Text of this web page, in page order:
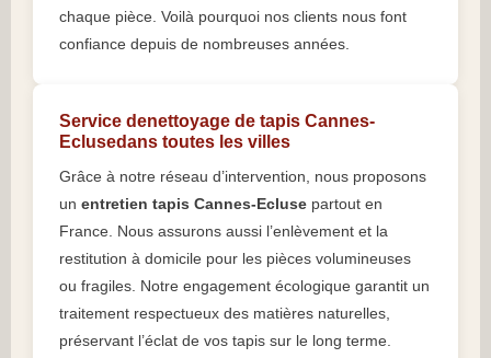
chaque pièce. Voilà pourquoi nos clients nous font
confiance depuis de nombreuses années.
Service denettoyage de tapis Cannes-
Eclusedans toutes les villes
Grâce à notre réseau d’intervention, nous proposons
un entretien tapis Cannes-Ecluse partout en
France. Nous assurons aussi l’enlèvement et la
restitution à domicile pour les pièces volumineuses
ou fragiles. Notre engagement écologique garantit un
traitement respectueux des matières naturelles,
préservant l’éclat de vos tapis sur le long terme.